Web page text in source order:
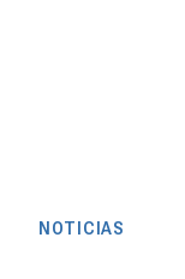
NOTICIAS